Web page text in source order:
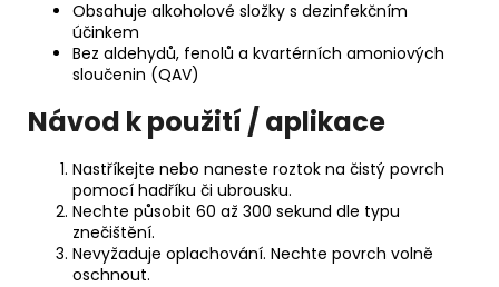
Obsahuje alkoholové složky s dezinfekčním
účinkem
Bez aldehydů, fenolů a kvartérních amoniových
sloučenin (QAV)
Návod k použití / aplikace
Nastříkejte nebo naneste roztok na čistý povrch
pomocí hadříku či ubrousku.
Nechte působit 60 až 300 sekund dle typu
znečištění.
Nevyžaduje oplachování. Nechte povrch volně
oschnout.